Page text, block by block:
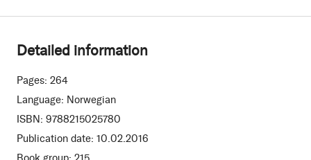
Detailed information
Pages: 264
Language: Norwegian
ISBN: 9788215025780
Publication date: 10.02.2016